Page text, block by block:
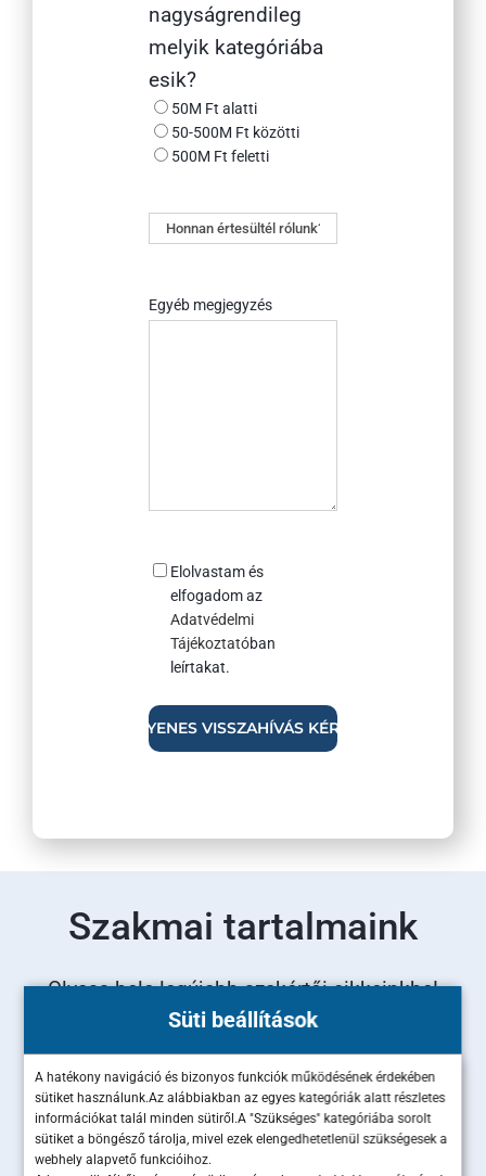
Süti beállítások
A hatékony navigáció és bizonyos funkciók működésének érdekében
sütiket használunk.Az alábbiakban az egyes kategóriák alatt részletes
információkat talál minden sütiről.A "Szükséges" kategóriába sorolt
sütiket a böngésző tárolja, mivel ezek elengedhetetlenül szükségesek a
webhely alapvető funkcióihoz.
nagyságrendileg
melyik kategóriába
esik?
50M Ft alatti
50-500M Ft közötti
500M Ft feletti
Honnan
értesültél
Egyéb megjegyzés
Consent
Elolvastam és
elfogadom az
Adatvédelmi
Tájékoztatóban
leírtakat.
Szakmai tartalmaink
Olvass bele legújabb szakértői cikkeinkbe!